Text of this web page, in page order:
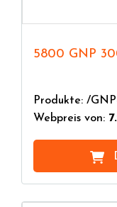
5800 GNP
Produkte: /
Webpreis von: